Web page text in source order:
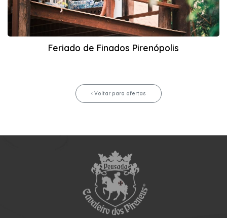
Feriado de Finados Pirenópolis
‹ Voltar para ofertas